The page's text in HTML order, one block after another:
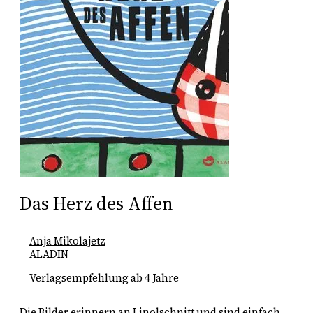
Das Herz des Affen
Anja Mikolajetz
ALADIN
Verlagsempfehlung ab 4 Jahre